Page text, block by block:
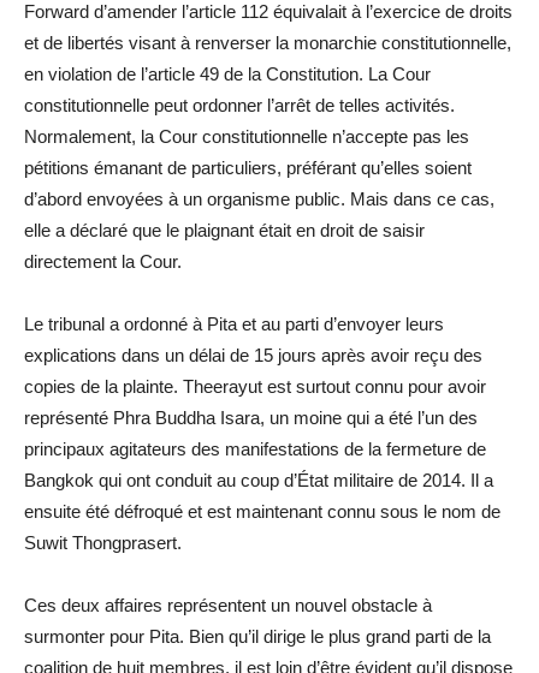
Forward d’amender l’article 112 équivalait à l’exercice de droits
et de libertés visant à renverser la monarchie constitutionnelle,
en violation de l’article 49 de la Constitution. La Cour
constitutionnelle peut ordonner l’arrêt de telles activités.
Normalement, la Cour constitutionnelle n’accepte pas les
pétitions émanant de particuliers, préférant qu’elles soient
d’abord envoyées à un organisme public. Mais dans ce cas,
elle a déclaré que le plaignant était en droit de saisir
directement la Cour.
Le tribunal a ordonné à Pita et au parti d’envoyer leurs
explications dans un délai de 15 jours après avoir reçu des
copies de la plainte. Theerayut est surtout connu pour avoir
représenté Phra Buddha Isara, un moine qui a été l’un des
principaux agitateurs des manifestations de la fermeture de
Bangkok qui ont conduit au coup d’État militaire de 2014. Il a
ensuite été défroqué et est maintenant connu sous le nom de
Suwit Thongprasert.
Ces deux affaires représentent un nouvel obstacle à
surmonter pour Pita. Bien qu’il dirige le plus grand parti de la
coalition de huit membres, il est loin d’être évident qu’il dispose